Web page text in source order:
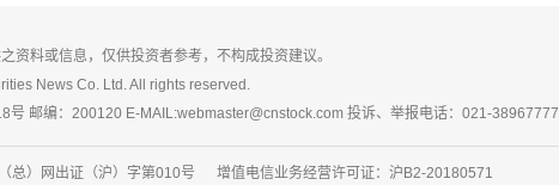
资料或信息，仅供投资者参考，不构成投资建议。
News Co. Ltd. All rights reserved.
邮编：200120 E-MAIL:webmaster@cnstock.com 投诉、举报电话：021-38967777
）网出证（沪）字第010号 增值电信业务经营许可证：沪B2-20180571